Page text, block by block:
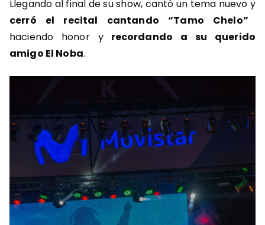
Llegando al final de su show, cantó un tema nuevo y
cerró el recital cantando “Tamo Chelo”
haciendo honor yrecordando a su querido
amigo El Noba.